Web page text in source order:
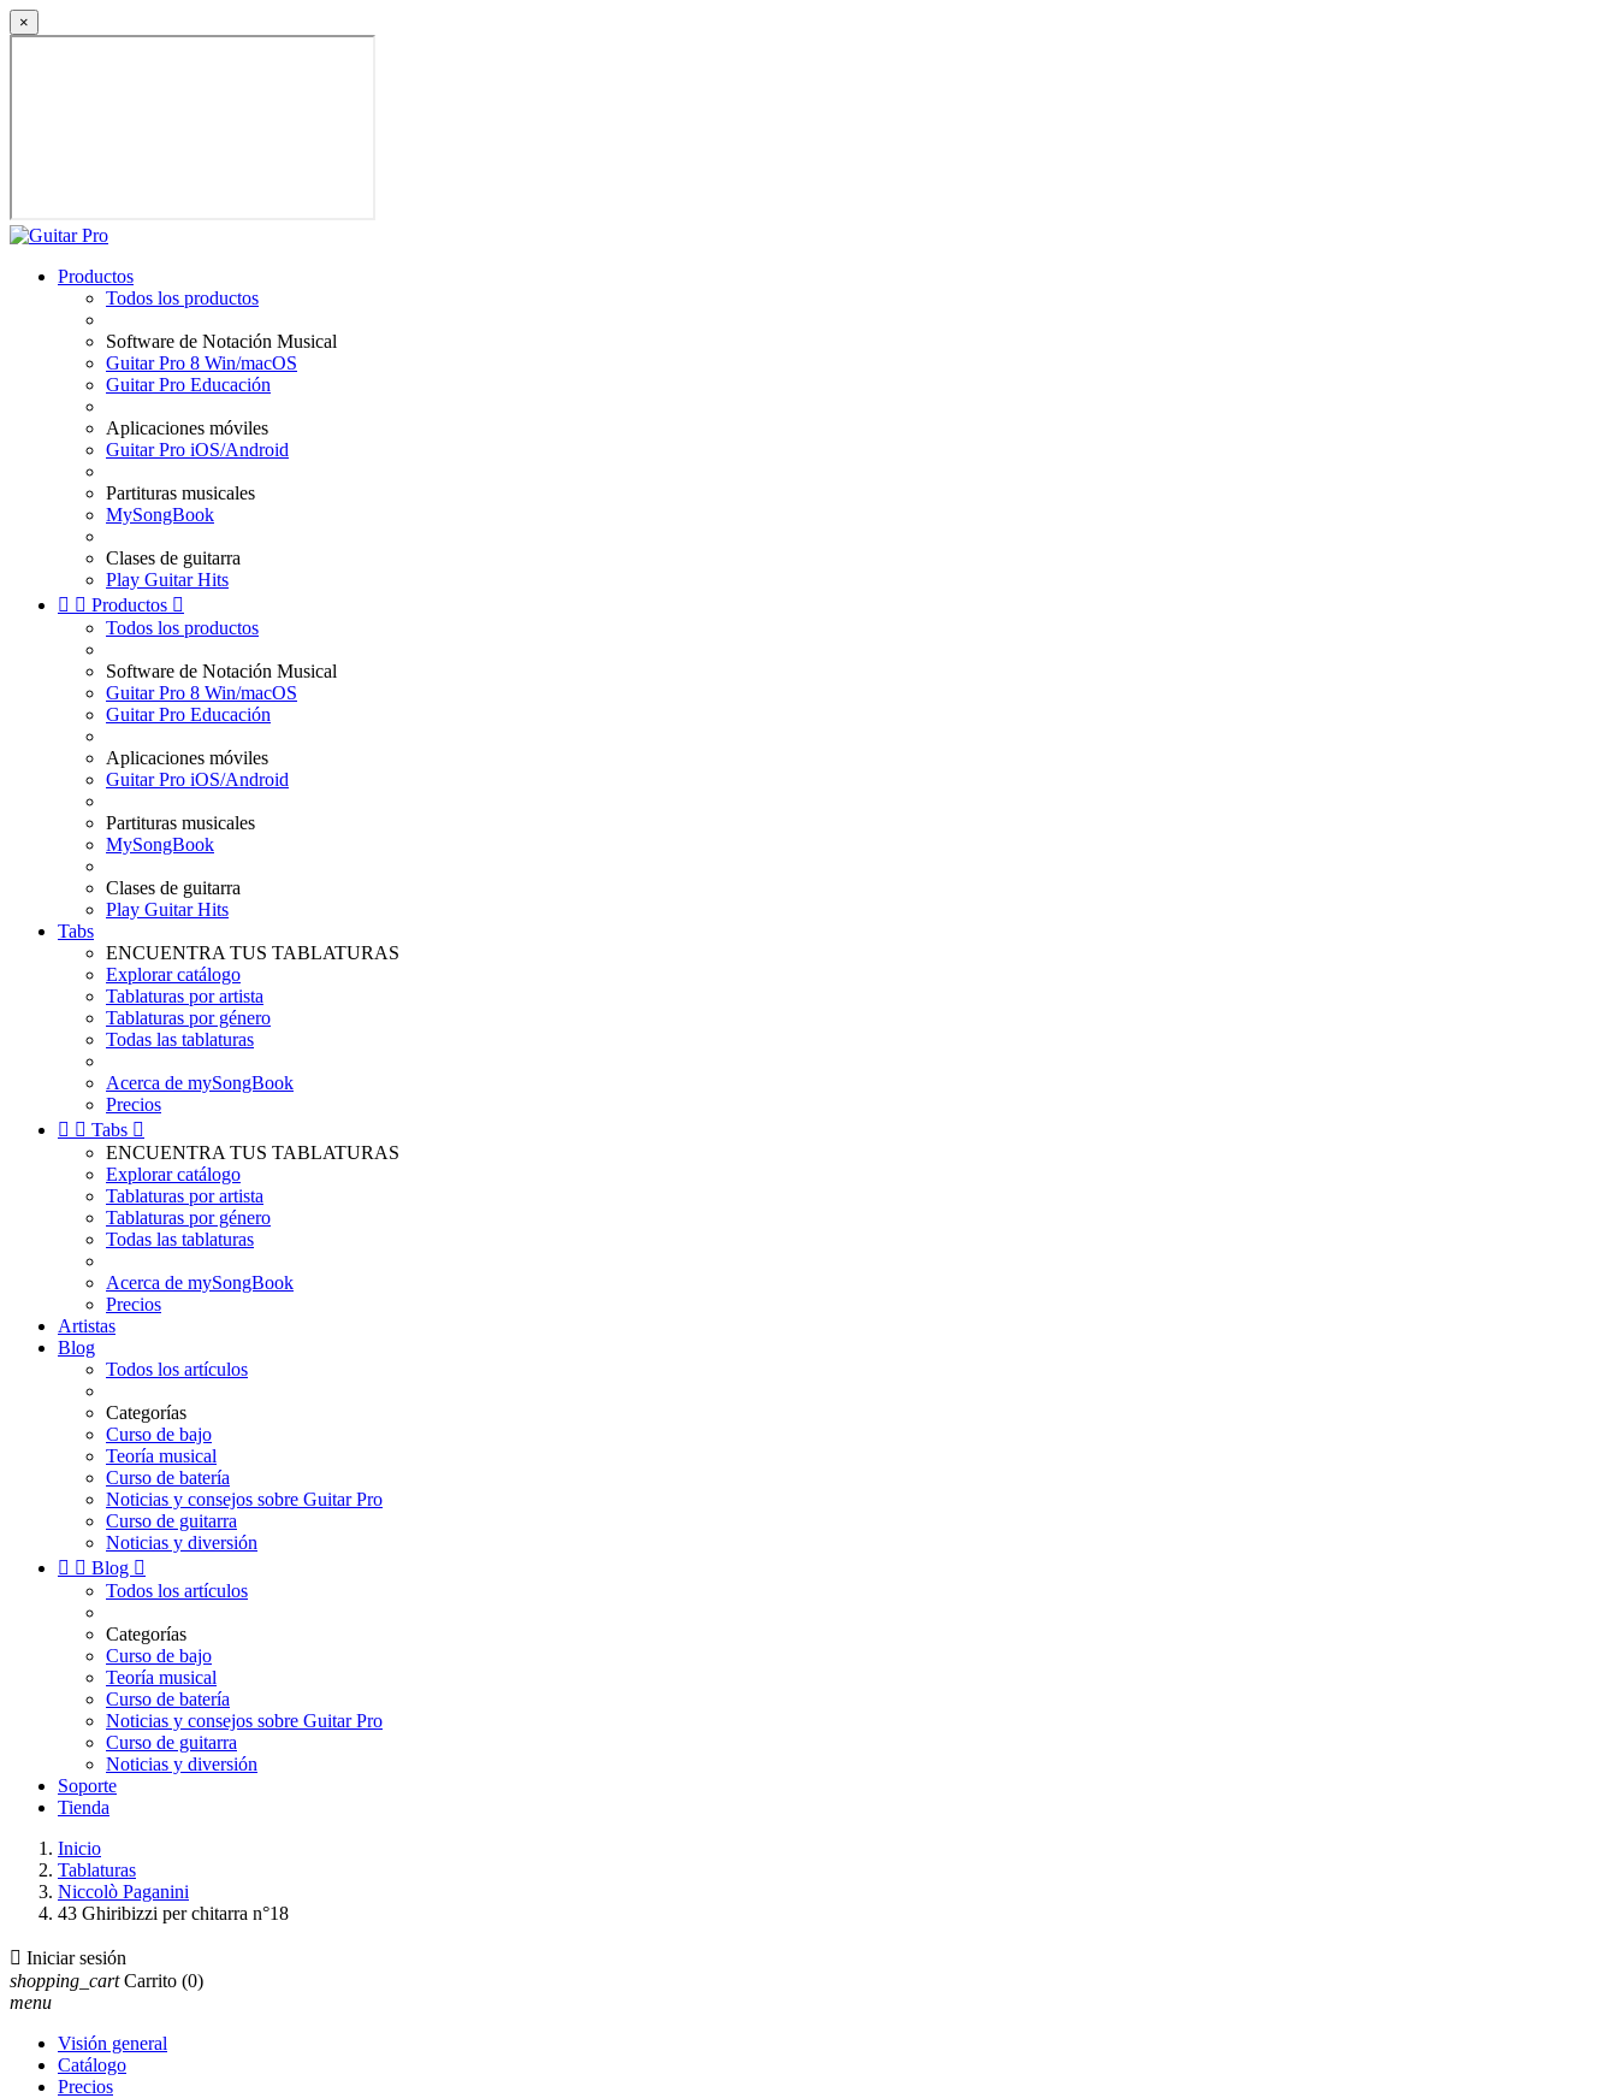
×
Productos
Todos los productos
Software de Notación Musical
Guitar Pro 8 Win/macOS
Guitar Pro Educación
Aplicaciones móviles
Guitar Pro iOS/Android
Partituras musicales
MySongBook
Clases de guitarra
Play Guitar Hits
  Productos 
Todos los productos
Software de Notación Musical
Guitar Pro 8 Win/macOS
Guitar Pro Educación
Aplicaciones móviles
Guitar Pro iOS/Android
Partituras musicales
MySongBook
Clases de guitarra
Play Guitar Hits
Tabs
ENCUENTRA TUS TABLATURAS
Explorar catálogo
Tablaturas por artista
Tablaturas por género
Todas las tablaturas
Acerca de mySongBook
Precios
  Tabs 
ENCUENTRA TUS TABLATURAS
Explorar catálogo
Tablaturas por artista
Tablaturas por género
Todas las tablaturas
Acerca de mySongBook
Precios
Artistas
Blog
Todos los artículos
Categorías
Curso de bajo
Teoría musical
Curso de batería
Noticias y consejos sobre Guitar Pro
Curso de guitarra
Noticias y diversión
  Blog 
Todos los artículos
Categorías
Curso de bajo
Teoría musical
Curso de batería
Noticias y consejos sobre Guitar Pro
Curso de guitarra
Noticias y diversión
Soporte
Tienda
Inicio
Tablaturas
Niccolò Paganini
43 Ghiribizzi per chitarra n°18
 Iniciar sesión
shopping_cart Carrito (0)
menu
Visión general
Catálogo
Precios